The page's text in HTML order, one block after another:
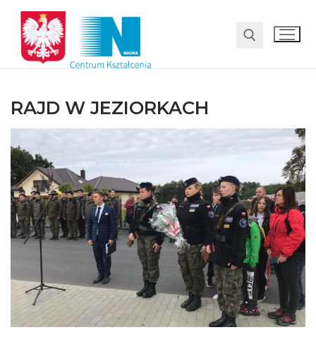
O nas
LO SMS Talent
Strefa rodzica
Strefa ucznia
RAJD W JEZIORKACH